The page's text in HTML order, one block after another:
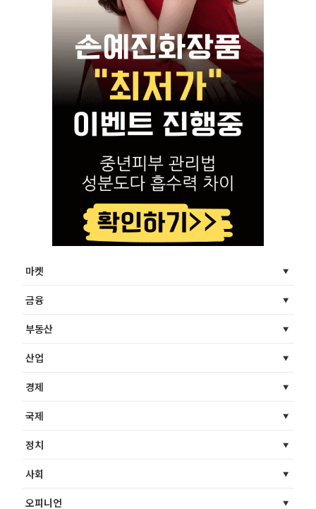
마켓
금융
부동산
산업
경제
국제
정치
사회
오피니언